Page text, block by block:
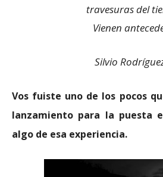
travesuras del
Vienen
Silvio
Vos fuiste uno de los pocos
lanzamiento para la puesta
algo de esa experiencia.